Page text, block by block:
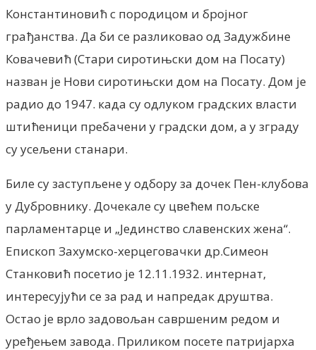
Константиновић с породицом и броjног
грађанства. Да би се разликовао од Задужбине
Ковачевић (Стари сиротињски дом на Посату)
назван jе Нови сиротињски дом на Посату. Дом jе
радио до 1947. када су одлуком градских власти
штићеници пребачени у градски дом, а у зграду
су усељени станари.
Биле су заступљене у одбору за дочек Пен-клубова
у Дубровнику. Дочекале су цвећем пољске
парламентарце и „Јединство славенских жена“.
Епископ Захумско-херцеговачки др.Симеон
Станковић посетио jе 12.11.1932. интернат,
интересуjући се за рад и напредак друштва.
Остао jе врло задовољан савршеним редом и
уређењем завода. Приликом посете патриjарха